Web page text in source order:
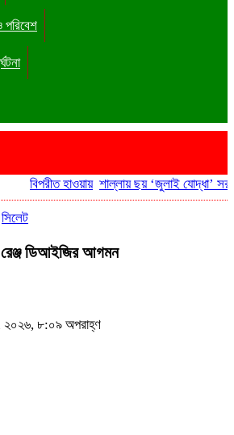
বিপরীত হাওয়ায় শাল্লায় ছয় ‘জুলাই যোদ্ধা’
সিলেট
রেঞ্জ ডিআইজির আগমন
২০২৬, ৮:০৯ অপরাহ্ণ